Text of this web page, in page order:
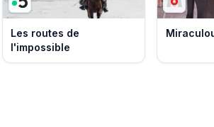
Les routes de
l'impossible